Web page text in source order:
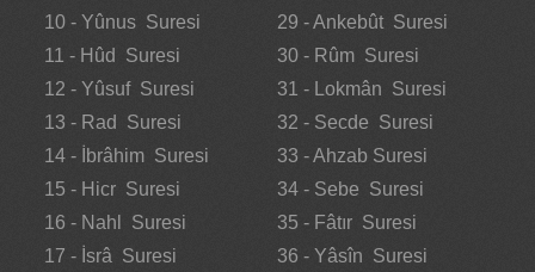
10 - Yûnus Suresi
11 - Hûd Suresi
12 - Yûsuf Suresi
13 - Rad Suresi
14 - İbrâhim Suresi
15 - Hicr Suresi
16 - Nahl Suresi
17 - İsrâ Suresi
29 - Ankebût Suresi
30 - Rûm Suresi
31 - Lokmân Suresi
32 - Secde Suresi
33 - Ahzab Suresi
34 - Sebe Suresi
35 - Fâtır Suresi
36 - Yâsîn Suresi